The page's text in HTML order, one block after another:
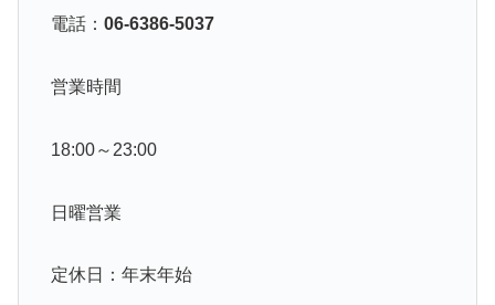
電話： 06-6386-5037
営業時間
18:00～23:00
日曜営業
定休日：年末年始